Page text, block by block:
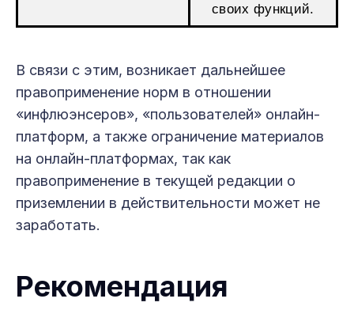
своих функций.
В связи с этим, возникает дальнейшее
правоприменение норм в отношении
«инфлюэнсеров», «пользователей» онлайн-
платформ, а также ограничение материалов
на онлайн-платформах, так как
правоприменение в текущей редакции о
приземлении в действительности может не
заработать.
Рекомендация